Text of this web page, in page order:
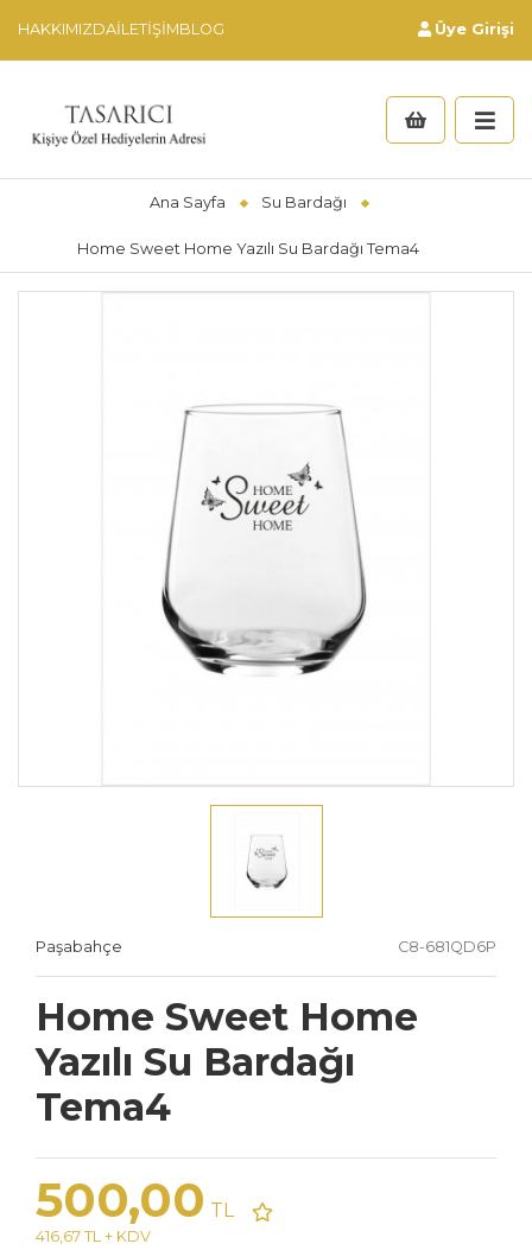
HAKKIMIZDAİLETIŞIMBLOG Üye Girişi
Ana Sayfa Su Bardağı
Home Sweet Home Yazılı Su Bardağı Tema4
Paşabahçe C8-681QD6P
Home Sweet Home
Yazılı Su Bardağı
Tema4
500,00 TL
416,67 TL + KDV